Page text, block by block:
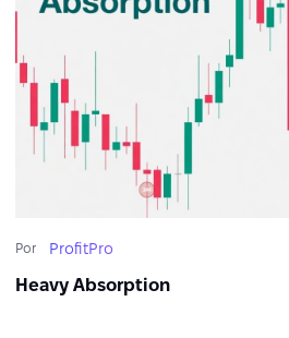
Por ProfitPro
Heavy Absorption